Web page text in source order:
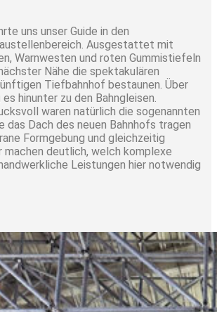
uns unser Guide in den
Ausgestattet mit
Warnwesten und roten Gummistiefeln
Nähe die spektakulären
Tiefbahnhof bestaunen. Über
hinunter zu den Bahngleisen.
waren natürlich die sogenannten
das Dach des neuen Bahnhofs tragen
Formgebung und gleichzeitig
machen deutlich, welch komplexe
Leistungen hier notwendig